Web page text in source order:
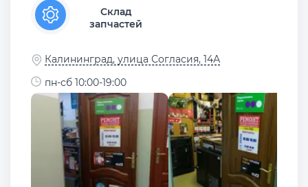
Склад
запчастей
Калининград, улица Согласия, 14А
пн-сб 10:00-19:00